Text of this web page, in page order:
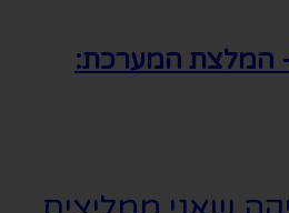
המלצת המערכת: